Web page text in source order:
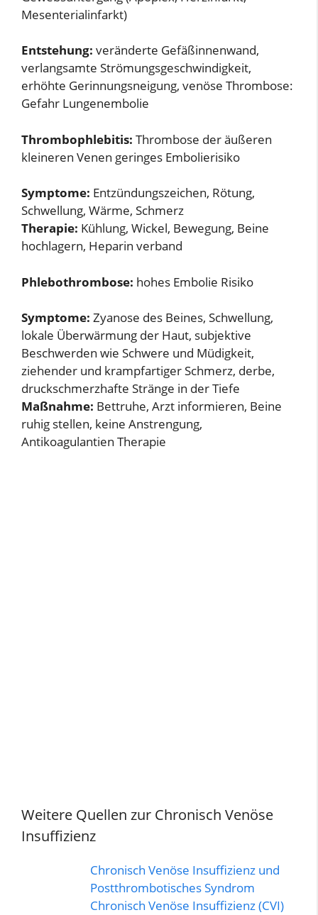
Mesenterialinfarkt)
Entstehung: veränderte Gefäßinnenwand,
verlangsamte Strömungsgeschwindigkeit,
erhöhte Gerinnungsneigung, venöse Thrombose:
Gefahr Lungenembolie
Thrombophlebitis: Thrombose der äußeren
kleineren Venen geringes Embolierisiko
Symptome: Entzündungszeichen, Rötung,
Schwellung, Wärme, Schmerz
Therapie: Kühlung, Wickel, Bewegung, Beine
hochlagern, Heparin verband
Phlebothrombose: hohes Embolie Risiko
Symptome: Zyanose des Beines, Schwellung,
lokale Überwärmung der Haut, subjektive
Beschwerden wie Schwere und Müdigkeit,
ziehender und krampfartiger Schmerz, derbe,
druckschmerzhafte Stränge in der Tiefe
Maßnahme: Bettruhe, Arzt informieren, Beine
ruhig stellen, keine Anstrengung,
Antikoagulantien Therapie
Weitere Quellen zur Chronisch Venöse
Insuffizienz
Chronisch Venöse Insuffizienz und
Postthrombotisches Syndrom
Chronisch Venöse Insuffizienz (CVI)